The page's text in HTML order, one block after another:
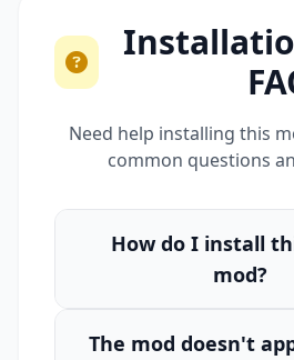
Need help installing this
common questions
How do I install
mod?
The mod doesn't